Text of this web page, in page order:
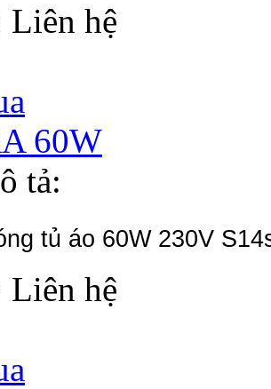
hệ
60W
tả:
tủ áo 60W 230V
hệ